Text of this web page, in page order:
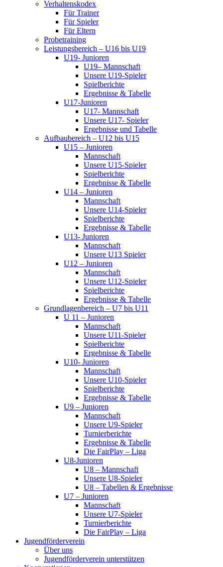
Verhaltenskodex
Für Trainer
Für Spieler
Für Eltern
Probetraining
Leistungsbereich – U16 bis U19
U19- Junioren
U19– Mannschaft
Unsere U19-Spieler
Spielberichte
Ergebnisse & Tabelle
U17-Junioren
U17- Mannschaft
Unsere U17- Spieler
Ergebnisse und Tabelle
Aufbaubereich – U12 bis U15
U15 – Junioren
Mannschaft
Unsere U15-Spieler
Spielberichte
Ergebnisse & Tabelle
U14 – Junioren
Mannschaft
Unsere U14-Spieler
Spielberichte
Ergebnisse & Tabelle
U13- Junioren
Mannschaft
Unsere U13 Spieler
U12 – Junioren
Mannschaft
Unsere U12-Spieler
Spielberichte
Ergebnisse & Tabelle
Grundlagenbereich – U7 bis U11
U 11 – Junioren
Mannschaft
Unsere U11-Spieler
Spielberichte
Ergebnisse & Tabelle
U10- Junioren
Mannschaft
Unsere U10-Spieler
Spielberichte
Ergebnisse & Tabelle
U9 – Junioren
Mannschaft
Unsere U9-Spieler
Turnierberichte
Ergebnisse & Tabelle
Die FairPlay – Liga
U8-Junioren
U8 – Mannschaft
Unsere U8-Spieler
U8 – Tabellen & Ergebnisse
U7 – Junioren
Mannschaft
Unsere U7-Spieler
Turnierberichte
Die FairPlay – Liga
Jugendförderverein
Über uns
Jugendförderverein unterstützen